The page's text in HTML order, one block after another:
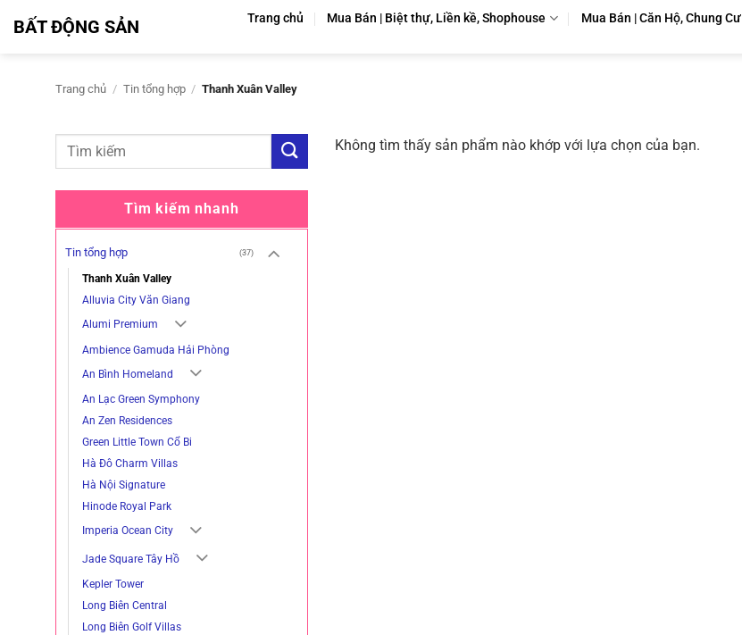
quaBẤT ĐỘNG SẢN Trang chủ Mua Bán | Biệt thự, Liền kề, Shophouse Mua Bán | Căn Hộ, Chung Cư
Trang chủ / Tin tổng hợp / Thanh Xuân Valley
Tìm kiếm nhanh
Tin tổng hợp (37)
Thanh Xuân Valley
Alluvia City Văn Giang
Alumi Premium
Ambience Gamuda Hải Phòng
An Bình Homeland
An Lạc Green Symphony
An Zen Residences
Green Little Town Cổ Bi
Hà Đô Charm Villas
Hà Nội Signature
Hinode Royal Park
Imperia Ocean City
Jade Square Tây Hồ
Kepler Tower
Long Biên Central
Long Biên Golf Villas
Không tìm thấy sản phẩm nào khớp với lựa chọn của bạn.